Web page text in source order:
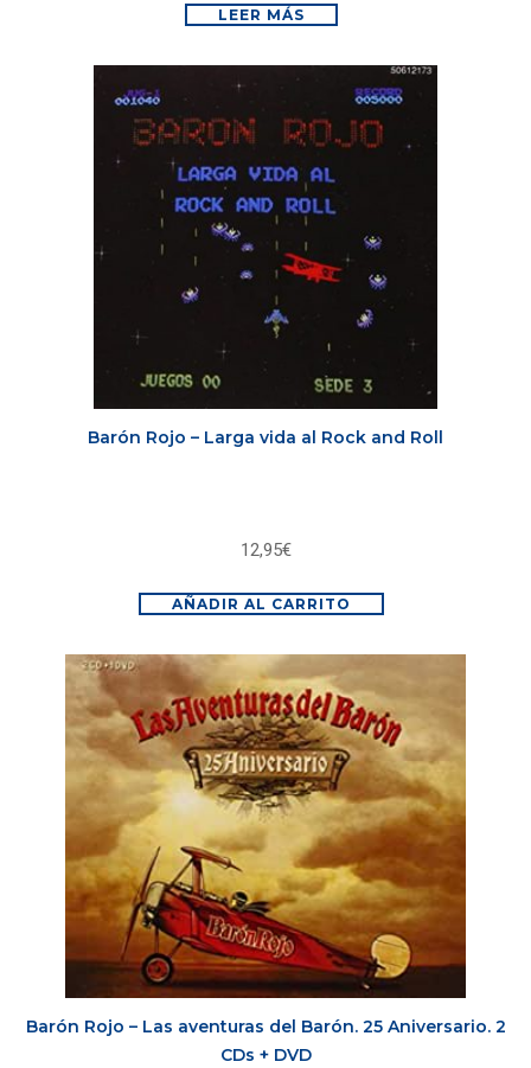
LEER MÁS
Barón Rojo – Larga vida al Rock and Roll
12,95€
AÑADIR AL CARRITO
Barón Rojo – Las aventuras del Barón. 25 Aniversario. 2
CDs + DVD